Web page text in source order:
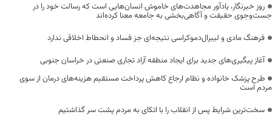
روز خبرنگار، یادآور مجاهدت‌های خاموش انسان‌هایی است که رسالت خود را در
جست‌وجوی حقیقت و آگاهی‌بخشی به جامعه معنا کرده‌اند
فرهنگ مادی و لیبرال‌دموکراسی نتیجه‌ای جز فساد و انحطاط اخلاقی ندارد
آغاز پیگیری‌های جدید برای ایجاد منطقه آزاد تجاری صنعتی در خراسان جنوبی
طرح پزشک خانواده و نظام ارجاع کاهش پرداخت مستقیم هزینه‌های درمان از سوی
مردم است
سخت‌ترین شرایط پس از انقلاب را با اتکای به مردم پشت سر گذاشتیم